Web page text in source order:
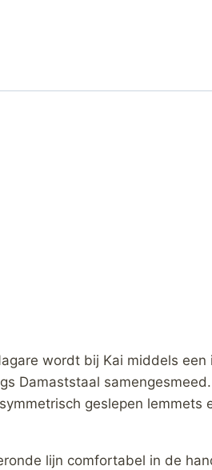
wordt bij Kai middels
Damaststaal
geslepen lemmets
lijn comfortabel in de